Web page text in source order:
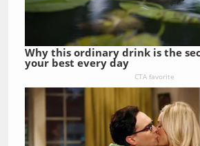
Why this ordinary drink is the
your best every day
CTA favorite